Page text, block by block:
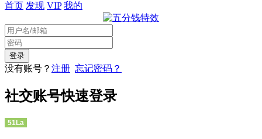
首页 发现 VIP 我的
没有账号？ 注册 忘记密码？
社交账号快速登录
51La